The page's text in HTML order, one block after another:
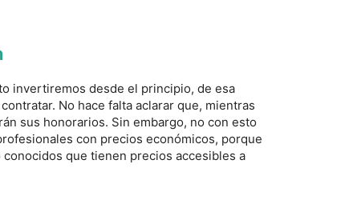
invertiremos desde el principio, de esa
No hace falta aclarar que, mientras
sus honorarios. Sin embargo, no con esto
con precios económicos, porque
que tienen precios accesibles a